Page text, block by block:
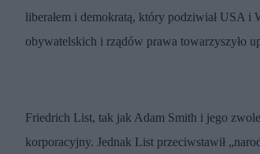
liberałem i demokratą, który podziwiał USA
obywatelskich i rządów prawa towarzyszyło
Friedrich List, tak jak Adam Smith i jego
korporacyjny. Jednak List przeciwstawił